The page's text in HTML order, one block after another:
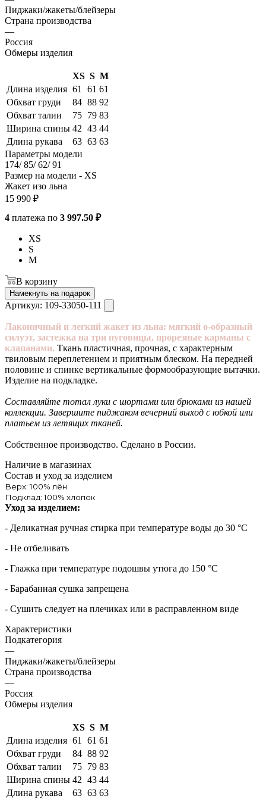
Пиджаки/жакеты/блейзеры
Страна производства
—
Россия
Обмеры изделия
XS S M
Длина изделия 61 61 61
Обхват груди
84 88 92
Обхват талии
75 79 83
Ширина спины 42 43 44
Длина рукава
63 63 63
Параметры модели
174/ 85/ 62/ 91
Размер на модели - XS
Жакет изо льна
15 990 ₽
4 платежа по 3 997.50 ₽
XS
S
M
В корзину
Намекнуть на подарок
Артикул: 109-33050-111
Лаконичный и легкий жакет из льна: мягкий о-образный
силуэт, застежка на три пуговицы, прорезные карманы с
клапанами. Ткань пластичная, прочная, с характерным
твиловым переплетением и приятным блеском. На передней
половине и спинке вертикальные формообразующие вытачки.
Изделие на подкладке.
Составляйте тотал луки с шортами или брюками из нашей
коллекции. Завершите пиджаком вечерний выход с юбкой или
платьем из летящих тканей.
Собственное производство. Сделано в России.
Наличие в магазинах
Состав и уход за изделием
Верх: 100% лён
Подклад: 100% хлопок
Уход за изделием:
- Деликатная ручная стирка при температуре воды до 30 °C
- Не отбеливать
- Глажка при температуре подошвы утюга до 150 °C
- Барабанная сушка запрещена
- Сушить следует на плечиках или в расправленном виде
Характеристики
Подкатегория
—
Пиджаки/жакеты/блейзеры
Страна производства
—
Россия
Обмеры изделия
XS S M
Длина изделия 61 61 61
Обхват груди
84 88 92
Обхват талии
75 79 83
Ширина спины 42 43 44
Длина рукава
63 63 63